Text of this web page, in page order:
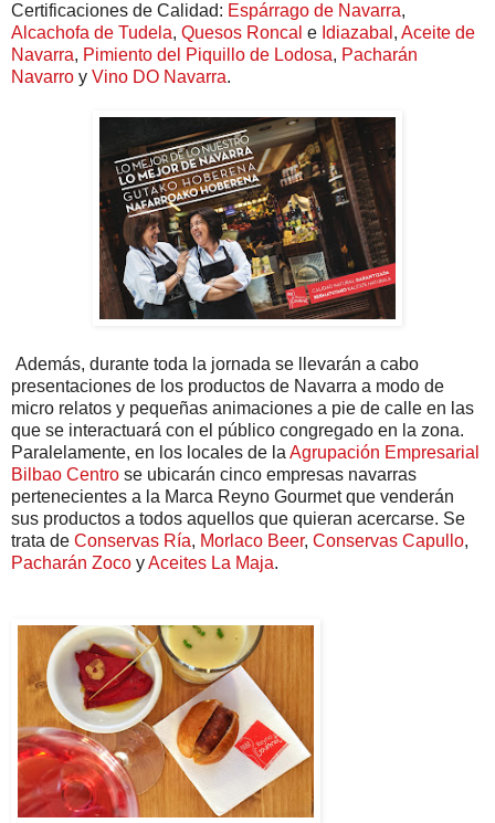
Certificaciones de Calidad: Espárrago de Navarra,
Alcachofa de Tudela, Quesos Roncal e Idiazabal , Aceite de
Navarra, Pimiento del Piquillo de Lodosa, Pacharán
Navarro y Vino DO Navarra.
Además, durante toda la jornada se llevarán a cabo
presentaciones de los productos de Navarra a modo de
micro relatos y pequeñas animaciones a pie de calle en las
que se interactuará con el público congregado en la zona.
Paralelamente, en los locales de laAgrupación Empresarial
Bilbao Centro se ubicarán cinco empresas navarras
pertenecientes a la Marca Reyno Gourmet que venderán
sus productos a todos aquellos que quieran acercarse. Se
trata de Conservas Ría, Morlaco Beer, Conservas Capullo,
Pacharán Zoco yAceites La Maja.